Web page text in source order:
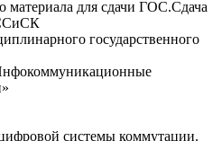
материала для сдачи ГОС.Сдача
государственного
системы коммутации.